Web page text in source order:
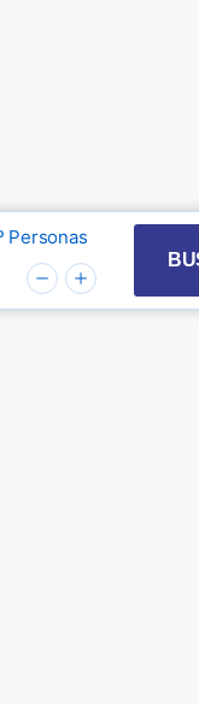
the calendar
to interact with
Personas